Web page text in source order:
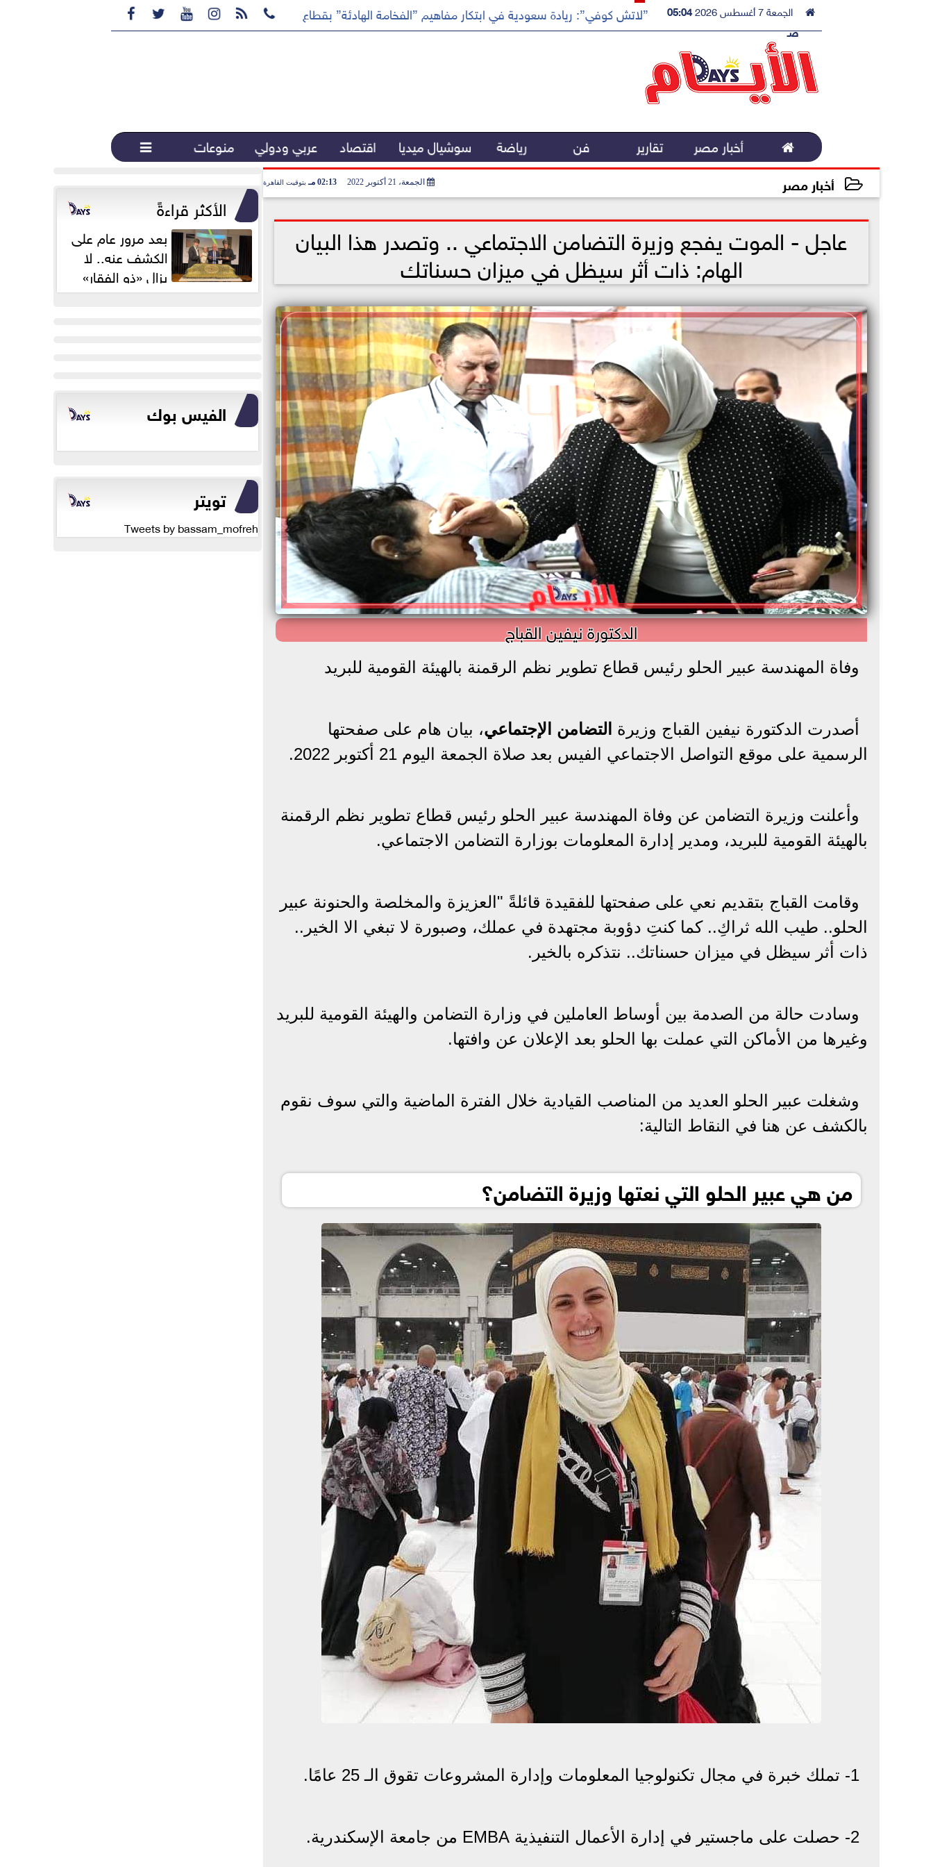
       الجمعة 7 أغسطس 2026
05:04
صـ
”لاتش كوفي”: ريادة سعودية في ابتكار مفاهيم ”الفخامة الهادئة” بقطاع القهوة المختصة...
 أخبار مصر تقارير فن رياضة سوشيال ميديا اقتصاد عربي ودولي منوعات 
أخبار مصر الجمعة، 21 أكتوبر 2022 02:13 مـ بتوقيت القاهرة
عاجل - الموت يفجع وزيرة التضامن الاجتماعي .. وتصدر هذا البيان
الهام: ذات أثر سيظل في ميزان حسناتك
الدكتورة نيفين القباج
وفاة المهندسة عبير الحلو رئيس قطاع تطوير نظم الرقمنة بالهيئة القومية للبريد
أصدرت الدكتورة نيفين القباج وزيرة التضامن الإجتماعي، بيان هام على صفحتها
الرسمية على موقع التواصل الاجتماعي الفيس بعد صلاة الجمعة اليوم 21 أكتوبر 2022.
وأعلنت وزيرة التضامن عن وفاة المهندسة عبير الحلو رئيس قطاع تطوير نظم الرقمنة
بالهيئة القومية للبريد، ومدير إدارة المعلومات بوزارة التضامن الاجتماعي.
وقامت القباج بتقديم نعي على صفحتها للفقيدة قائلةً "العزيزة والمخلصة والحنونة عبير
الحلو.. طيب الله ثراكِ.. كما كنتِ دؤوبة مجتهدة في عملك، وصبورة لا تبغي الا الخير..
ذات أثر سيظل في ميزان حسناتك.. نتذكره بالخير.
وسادت حالة من الصدمة بين أوساط العاملين في وزارة التضامن والهيئة القومية للبريد
وغيرها من الأماكن التي عملت بها الحلو بعد الإعلان عن وافتها.
وشغلت عبير الحلو العديد من المناصب القيادية خلال الفترة الماضية والتي سوف نقوم
بالكشف عن هنا في النقاط التالية:
من هي عبير الحلو التي نعتها وزيرة التضامن؟
1- تملك خبرة في مجال تكنولوجيا المعلومات وإدارة المشروعات تقوق الـ 25 عامًا.
2- حصلت على ماجستير في إدارة الأعمال التنفيذية EMBA من جامعة الإسكندرية.
الأكثر قراءةً
بعد مرور عام على
الكشف عنه.. لا
يزال «ذو الفقار»
محور اهتمام...
الفيس بوك
تويتر
Tweets by bassam_mofreh